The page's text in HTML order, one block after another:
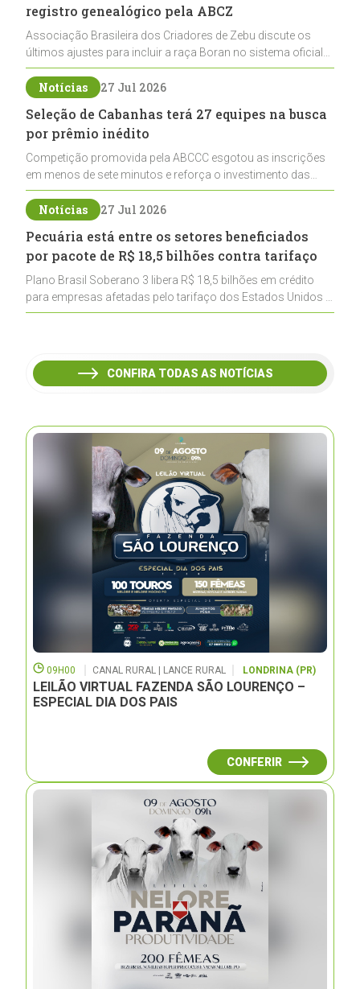
registro genealógico pela ABCZ
Associação Brasileira dos Criadores de Zebu discute os
últimos ajustes para incluir a raça Boran no sistema oficial
de registros, abrindo caminho para sua expansão na
pecuária nacional
Notícias 27 Jul 2026
Seleção de Cabanhas terá 27 equipes na busca
por prêmio inédito
Competição promovida pela ABCCC esgotou as inscrições
em menos de sete minutos e reforça o investimento das
cabanhas na seleção genética de Cavalos Crioulos voltados
ao laço
Notícias 27 Jul 2026
Pecuária está entre os setores beneficiados
por pacote de R$ 18,5 bilhões contra tarifaço
Plano Brasil Soberano 3 libera R$ 18,5 bilhões em crédito
para empresas afetadas pelo tarifaço dos Estados Unidos e
inclui a pecuária entre os setores estratégicos
CONFIRA TODAS AS NOTÍCIAS
09H00 CANAL RURAL | LANCE RURAL LONDRINA (PR)
LEILÃO VIRTUAL FAZENDA SÃO LOURENÇO –
ESPECIAL DIA DOS PAIS
CONFERIR